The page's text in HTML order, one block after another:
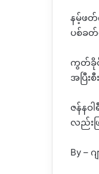
နမ့်ဖတ်
ပစ်ခတ်
ကွတ်ခို
အပြီး
ဇန်နဝ
လည်းဖ
By –